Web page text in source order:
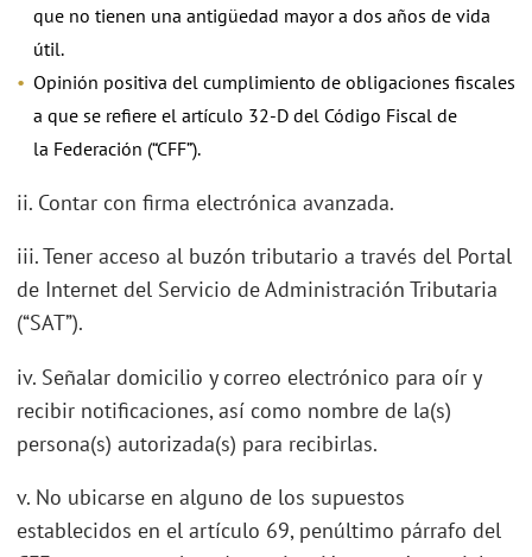
que no tienen una antigüedad mayor a dos años de vida
útil.
Opinión positiva del cumplimiento de obligaciones fiscales
a que se refiere el artículo 32-D del Código Fiscal de
la Federación (“CFF”).
ii. Contar con firma electrónica avanzada.
iii. Tener acceso al buzón tributario a través del Portal
de Internet del Servicio de Administración Tributaria
(“SAT”).
iv. Señalar domicilio y correo electrónico para oír y
recibir notificaciones, así como nombre de la(s)
persona(s) autorizada(s) para recibirlas.
v. No ubicarse en alguno de los supuestos
establecidos en el artículo 69, penúltimo párrafo del